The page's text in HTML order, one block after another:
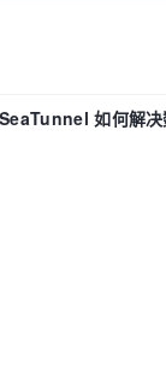
如何解